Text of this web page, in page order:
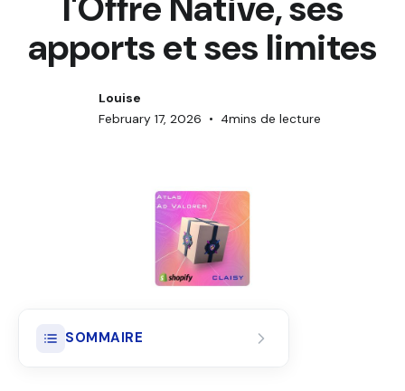
apports et ses limites
Louise
February 17, 2026 • 4mins de lecture
SOMMAIRE